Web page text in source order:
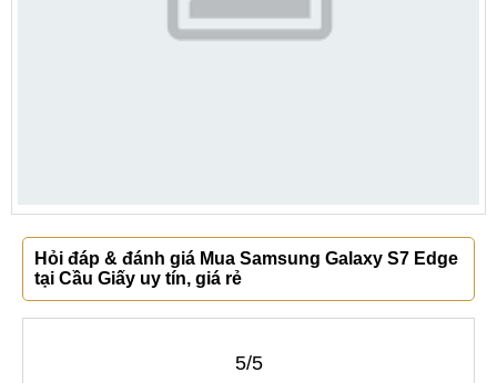
Hỏi đáp & đánh giá Mua Samsung Galaxy S7 Edge
tại Cầu Giấy uy tín, giá rẻ
5/5